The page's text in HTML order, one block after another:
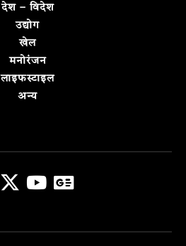
देश – विदेश
उद्योग
खेल
मनोरंजन
लाइफस्टाइल
अन्य